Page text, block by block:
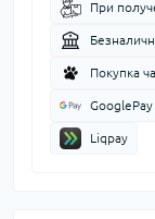
При
Покупка
GooglePay
Liqpay